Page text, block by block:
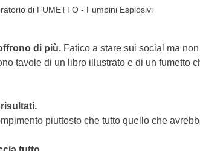
di FUMETTO - Fumbini Esplosivi
di più. Fatico a stare sui social ma
tavole di un libro illustrato e di un fumetto
piuttosto che tutto quello che